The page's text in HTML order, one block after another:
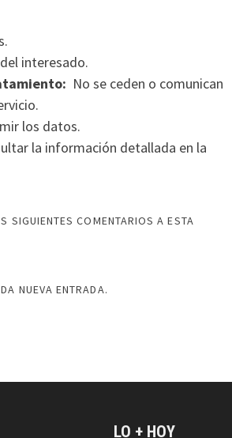
interesado.
No se ceden o comunican
los datos.
la información detallada en la
SIGUIENTES COMENTARIOS A ESTA
NUEVA ENTRADA.
LO + HOY